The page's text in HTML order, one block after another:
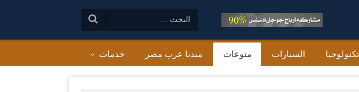
تكنولوجيا السيارات منوعات ميديا عرب مصر خدمات